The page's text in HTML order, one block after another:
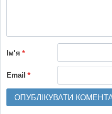
Ім'я*
Email*